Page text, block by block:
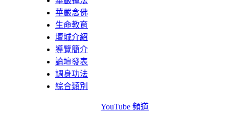
華嚴念佛
生命教育
壇城介紹
導覽簡介
論壇發表
調身功法
綜合類別
YouTube 頻道